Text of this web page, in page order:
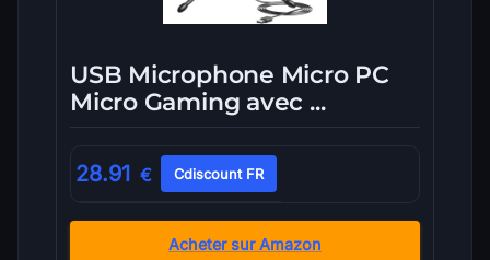
USB Microphone Micro PC
Micro Gaming avec ...
28.91 € Cdiscount FR
Acheter sur Amazon